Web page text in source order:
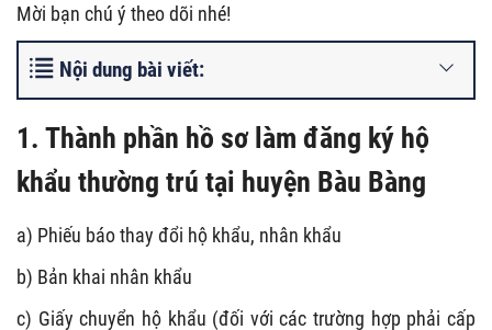
Mời bạn chú ý theo dõi nhé!
Nội dung bài viết:
1. Thành phần hồ sơ làm đăng ký hộ
khẩu thường trú tại huyện Bàu Bàng
a) Phiếu báo thay đổi hộ khẩu, nhân khẩu
b) Bản khai nhân khẩu
c) Giấy chuyển hộ khẩu (đối với các trường hợp phải cấp